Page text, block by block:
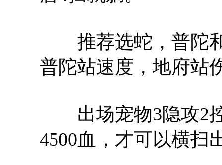
推荐选蛇，普陀和
普陀站速度，地府站
出场宠物3隐攻2控
4500血，才可以横扫